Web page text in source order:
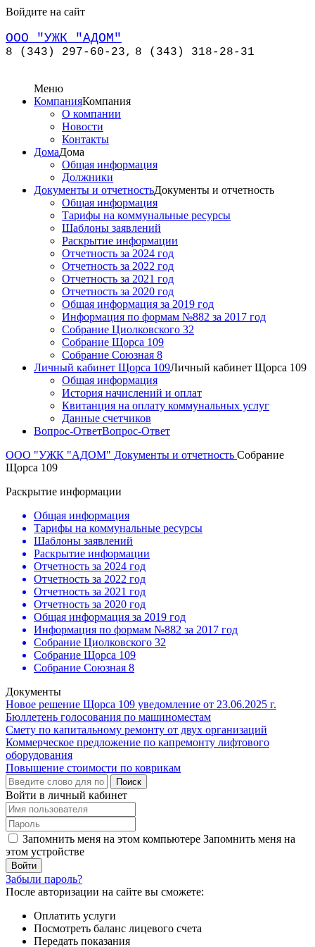
Войдите на сайт
ООО "УЖК "АДОМ"
8 (343) 297-60-23, 8 (343) 318-28-31
Меню
КомпанияКомпания
О компании
Новости
Контакты
ДомаДома
Общая информация
Должники
Документы и отчетностьДокументы и отчетность
Общая информация
Тарифы на коммунальные ресурсы
Шаблоны заявлений
Раскрытие информации
Отчетность за 2024 год
Отчетность за 2022 год
Отчетность за 2021 год
Отчетность за 2020 год
Общая информация за 2019 год
Информация по формам №882 за 2017 год
Собрание Циолковского 32
Собрание Щорса 109
Собрание Союзная 8
Личный кабинет Щорса 109Личный кабинет Щорса 109
Общая информация
История начислений и оплат
Квитанция на оплату коммунальных услуг
Данные счетчиков
Вопрос-ОтветВопрос-Ответ
ООО "УЖК "АДОМ" Документы и отчетность Собрание
Щорса 109
Раскрытие информации
Общая информация
Тарифы на коммунальные ресурсы
Шаблоны заявлений
Раскрытие информации
Отчетность за 2024 год
Отчетность за 2022 год
Отчетность за 2021 год
Отчетность за 2020 год
Общая информация за 2019 год
Информация по формам №882 за 2017 год
Собрание Циолковского 32
Собрание Щорса 109
Собрание Союзная 8
Документы
Новое решение Щорса 109 уведомление от 23.06.2025 г.
Бюллетень голосования по машиноместам
Смету по капитальному ремонту от двух организаций
Коммерческое предложение по капремонту лифтового
оборудования
Повышение стоимости по коврикам
Поиск
Войти в личный кабинет
Запомнить меня на этом компьютере Запомнить меня на
этом устройстве
Забыли пароль?
После авторизации на сайте вы сможете:
Оплатить услуги
Посмотреть баланс лицевого счета
Передать показания